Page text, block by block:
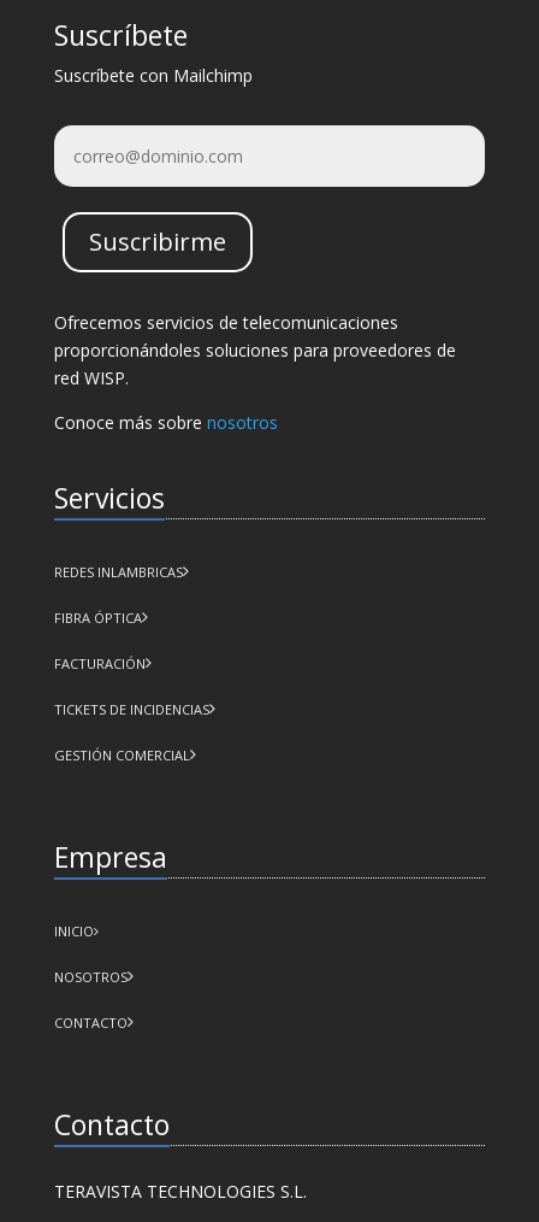
Suscríbete
Suscríbete con Mailchimp
Suscribirme
Ofrecemos servicios de telecomunicaciones
proporcionándoles soluciones para proveedores de
red WISP.
Conoce más sobre nosotros
Servicios
REDES INLAMBRICAS
FIBRA ÓPTICA
FACTURACIÓN
TICKETS DE INCIDENCIAS
GESTIÓN COMERCIAL
Empresa
INICIO
NOSOTROS
CONTACTO
Contacto
TERAVISTA TECHNOLOGIES S.L.